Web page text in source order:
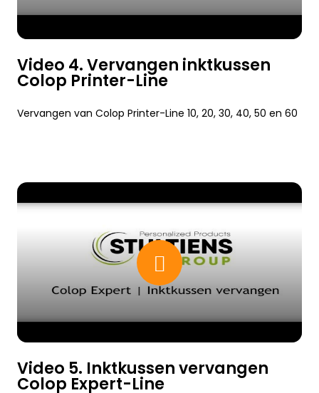
Video 4. Vervangen inktkussen
Colop Printer-Line
Vervangen van Colop Printer-Line 10, 20, 30, 40, 50 en 60
Video 5. Inktkussen vervangen
Colop Expert-Line